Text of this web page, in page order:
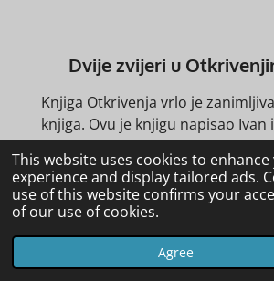
This website uses cookies to
experience and display tailored ads.
use of this website confirms your
of our use of cookies.
Agree
Dvije zvijeri u
Knjiga Otkrivenja vrlo je
knjiga. Ovu je knjigu napisao Ivan
vizije koje je imao dok ga je
na otoku Patmosu, u njegovom
Otkrivenju 13, Ivan je vidio viziju
izlazi iz mora. Ova je zvijer imala
deset rogova i Ivan kaže kako se
čudio ovoj posebnoj zvijeri.: